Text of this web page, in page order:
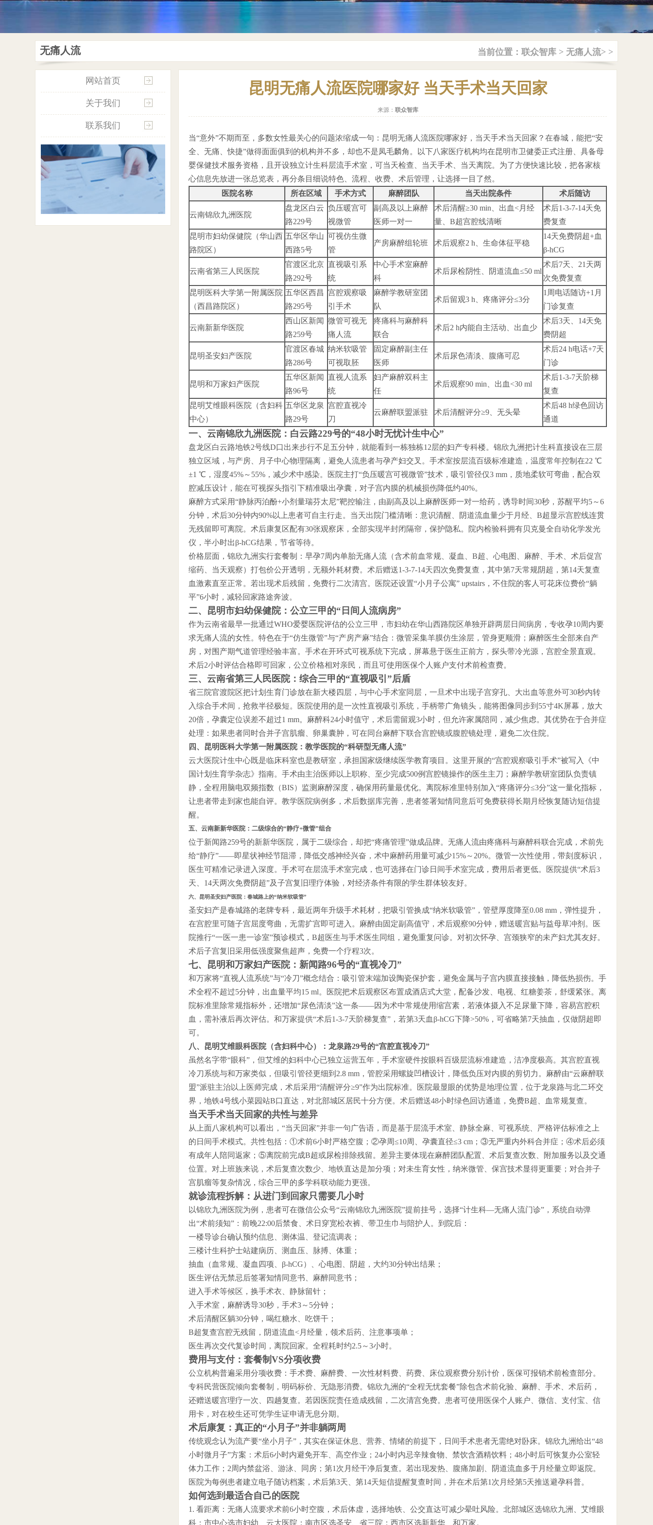
无痛人流 当前位置： 联众智库 > 无痛人流> >
网站首页
关于我们
联系我们
昆明无痛人流医院哪家好 当天手术当天回家
来源： 联众智库
当“意外”不期而至，多数女性最关心的问题浓缩成一句：昆明无痛人流医院哪家好，当天手术当天回家？在春城，能把“安
全、无痛、快捷”做得面面俱到的机构并不多，却也不是凤毛麟角。以下八家医疗机构均在昆明市卫健委正式注册、具备母
婴保健技术服务资格，且开设独立计生科层流手术室，可当天检查、当天手术、当天离院。为了方便快速比较，把各家核
心信息先放进一张总览表，再分条目细说特色、流程、收费、术后管理，让选择一目了然。
医院名称
所在区域 手术方式 麻醉团队 当天出院条件 术后随访
云南锦欣九洲医院
盘龙区白云
路229号
负压暖宫可
视微管
副高及以上麻醉
医师一对一
术后清醒≥30 min、出血<月经
量、B超宫腔线清晰
术后1-3-7-14天免
费复查
昆明市妇幼保健院（华山西
路院区）
五华区华山
西路5号
可视仿生微
管
产房麻醉组轮班 术后观察2 h、生命体征平稳
14天免费阴超+血
β-hCG
云南省第三人民医院
官渡区北京
路292号
直视吸引系
统
中心手术室麻醉
科
术后尿检阴性、阴道流血≤50 ml
术后7天、21天两
次免费复查
昆明医科大学第一附属医院
（西昌路院区）
五华区西昌
路295号
宫腔观察吸
引手术
麻醉学教研室团
队
术后留观3 h、疼痛评分≤3分
1周电话随访+1月
门诊复查
云南新新华医院
西山区新闻
路259号
微管可视无
痛人流
疼痛科与麻醉科
联合
术后2 h内能自主活动、出血少
术后3天、14天免
费阴超
昆明圣安妇产医院
官渡区春城
路286号
纳米软吸管
可视取胚
固定麻醉副主任
医师
术后尿色清淡、腹痛可忍
术后24 h电话+7天
门诊
昆明和万家妇产医院
五华区新闻
路96号
直视人流系
统
妇产麻醉双科主
任
术后观察90 min、出血<30 ml
术后1-3-7天阶梯
复查
昆明艾维眼科医院（含妇科
中心）
五华区龙泉
路29号
宫腔直视冷
刀
云麻醉联盟派驻 术后清醒评分≥9、无头晕
术后48 h绿色回访
通道
一、云南锦欣九洲医院：白云路229号的“48小时无忧计生中心”
盘龙区白云路地铁2号线D口出来步行不足五分钟，就能看到一栋独栋12层的妇产专科楼。锦欣九洲把计生科直接设在三层
独立区域，与产房、月子中心物理隔离，避免人流患者与孕产妇交叉。手术室按层流百级标准建造，温度常年控制在22 ℃
±1 ℃，湿度45%～55%，减少术中感染。医院主打“负压暖宫可视微管”技术，吸引管径仅3 mm，质地柔软可弯曲，配合双
腔减压设计，能在可视探头指引下精准吸出孕囊，对子宫内膜的机械损伤降低约40%。
麻醉方式采用“静脉丙泊酚+小剂量瑞芬太尼”靶控输注，由副高及以上麻醉医师一对一给药，诱导时间30秒，苏醒平均5～6
分钟，术后30分钟内90%以上患者可自主行走。当天出院门槛清晰：意识清醒、阴道流血量少于月经、B超显示宫腔线连贯
无残留即可离院。术后康复区配有30张观察床，全部实现半封闭隔帘，保护隐私。院内检验科拥有贝克曼全自动化学发光
仪，半小时出β-hCG结果，节省等待。
价格层面，锦欣九洲实行套餐制：早孕7周内单胎无痛人流（含术前血常规、凝血、B超、心电图、麻醉、手术、术后促宫
缩药、当天观察）打包价公开透明，无额外耗材费。术后赠送1-3-7-14天四次免费复查，其中第7天常规阴超，第14天复查
血激素直至正常。若出现术后残留，免费行二次清宫。医院还设置“小月子公寓” upstairs，不住院的客人可花床位费价“躺
平”6小时，减轻回家路途奔波。
二、昆明市妇幼保健院：公立三甲的“日间人流病房”
作为云南省最早一批通过WHO爱婴医院评估的公立三甲，市妇幼在华山西路院区单独开辟两层日间病房，专收孕10周内要
求无痛人流的女性。特色在于“仿生微管”与“产房产麻”结合：微管采集羊膜仿生涂层，管身更顺滑；麻醉医生全部来自产
房，对围产期气道管理经验丰富。手术在开环式可视系统下完成，屏幕悬于医生正前方，探头带冷光源，宫腔全景直观。
术后2小时评估合格即可回家，公立价格相对亲民，而且可使用医保个人账户支付术前检查费。
三、云南省第三人民医院：综合三甲的“直视吸引”后盾
省三院官渡院区把计划生育门诊放在新大楼四层，与中心手术室同层，一旦术中出现子宫穿孔、大出血等意外可30秒内转
入综合手术间，抢救半径极短。医院使用的是一次性直视吸引系统，手柄带广角镜头，能将图像同步到55寸4K屏幕，放大
20倍，孕囊定位误差不超过1 mm。麻醉科24小时值守，术后需留观3小时，但允许家属陪同，减少焦虑。其优势在于合并症
处理：如果患者同时合并子宫肌瘤、卵巢囊肿，可在同台麻醉下联合宫腔镜或腹腔镜处理，避免二次住院。
四、昆明医科大学第一附属医院：教学医院的“科研型无痛人流”
云大医院计生中心既是临床科室也是教研室，承担国家级继续医学教育项目。这里开展的“宫腔观察吸引手术”被写入《中
国计划生育学杂志》指南。手术由主治医师以上职称、至少完成500例宫腔镜操作的医生主刀；麻醉学教研室团队负责镇
静，全程用脑电双频指数（BIS）监测麻醉深度，确保用药量最优化。离院标准里特别加入“疼痛评分≤3分”这一量化指标，
让患者带走到家也能自评。教学医院病例多，术后数据库完善，患者签署知情同意后可免费获得长期月经恢复随访短信提
醒。
五、云南新新华医院：二级综合的“静疗+微管”组合
位于新闻路259号的新新华医院，属于二级综合，却把“疼痛管理”做成品牌。无痛人流由疼痛科与麻醉科联合完成，术前先
给“静疗”——即星状神经节阻滞，降低交感神经兴奋，术中麻醉药用量可减少15%～20%。微管一次性使用，带刻度标识，
医生可精准记录进入深度。手术可在层流手术室完成，也可选择在门诊日间手术室完成，费用后者更低。医院提供“术后3
天、14天两次免费阴超”及子宫复旧理疗体验，对经济条件有限的学生群体较友好。
六、昆明圣安妇产医院：春城路上的“纳米软吸管”
圣安妇产是春城路的老牌专科，最近两年升级手术耗材，把吸引管换成“纳米软吸管”，管壁厚度降至0.08 mm，弹性提升，
在宫腔里可随子宫屈度弯曲，无需扩宫即可进入。麻醉由固定副高值守，术后观察90分钟，赠送暖宫贴与益母草冲剂。医
院推行“一医一患一诊室”预诊模式，B超医生与手术医生同组，避免重复问诊。对初次怀孕、宫颈狭窄的未产妇尤其友好。
术后子宫复旧采用低强度聚焦超声，免费一个疗程3次。
七、昆明和万家妇产医院：新闻路96号的“直视冷刀”
和万家将“直视人流系统”与“冷刀”概念结合：吸引管末端加设陶瓷保护套，避免金属与子宫内膜直接接触，降低热损伤。手
术全程不超过5分钟，出血量平均15 ml。医院把术后观察区布置成酒店式大堂，配备沙发、电视、红糖姜茶，舒缓紧张。离
院标准里除常规指标外，还增加“尿色清淡”这一条——因为术中常规使用缩宫素，若液体摄入不足尿量下降，容易宫腔积
血，需补液后再次评估。和万家提供“术后1-3-7天阶梯复查”，若第3天血β-hCG下降>50%，可省略第7天抽血，仅做阴超即
可。
八、昆明艾维眼科医院（含妇科中心）：龙泉路29号的“宫腔直视冷刀”
虽然名字带“眼科”，但艾维的妇科中心已独立运营五年，手术室硬件按眼科百级层流标准建造，洁净度极高。其宫腔直视
冷刀系统与和万家类似，但吸引管径更细到2.8 mm，管腔采用螺旋凹槽设计，降低负压对内膜的剪切力。麻醉由“云麻醉联
盟”派驻主治以上医师完成，术后采用“清醒评分≥9”作为出院标准。医院最显眼的优势是地理位置，位于龙泉路与北二环交
界，地铁4号线小菜园站B口直达，对北部城区居民十分方便。术后赠送48小时绿色回访通道，免费B超、血常规复查。
当天手术当天回家的共性与差异
从上面八家机构可以看出，“当天回家”并非一句广告语，而是基于层流手术室、静脉全麻、可视系统、严格评估标准之上
的日间手术模式。共性包括：①术前6小时严格空腹；②孕周≤10周、孕囊直径≤3 cm；③无严重内外科合并症；④术后必须
有成年人陪同返家；⑤离院前完成B超或尿检排除残留。差异主要体现在麻醉团队配置、术后复查次数、附加服务以及交通
位置。对上班族来说，术后复查次数少、地铁直达是加分项；对未生育女性，纳米微管、保宫技术显得更重要；对合并子
宫肌瘤等复杂情况，综合三甲的多学科联动能力更强。
就诊流程拆解：从进门到回家只需要几小时
以锦欣九洲医院为例，患者可在微信公众号“云南锦欣九洲医院”提前挂号，选择“计生科—无痛人流门诊”，系统自动弹
出“术前须知”：前晚22:00后禁食、术日穿宽松衣裤、带卫生巾与陪护人。到院后：
一楼导诊台确认预约信息、测体温、登记流调表；
三楼计生科护士站建病历、测血压、脉搏、体重；
抽血（血常规、凝血四项、β-hCG）、心电图、阴超，大约30分钟出结果；
医生评估无禁忌后签署知情同意书、麻醉同意书；
进入手术等候区，换手术衣、静脉留针；
入手术室，麻醉诱导30秒，手术3～5分钟；
术后清醒区躺30分钟，喝红糖水、吃饼干；
B超复查宫腔无残留，阴道流血<月经量，领术后药、注意事项单；
医生再次交代复诊时间，离院回家。全程耗时约2.5～3小时。
费用与支付：套餐制VS分项收费
公立机构普遍采用分项收费：手术费、麻醉费、一次性材料费、药费、床位观察费分别计价，医保可报销术前检查部分。
专科民营医院倾向套餐制，明码标价、无隐形消费。锦欣九洲的“全程无忧套餐”除包含术前化验、麻醉、手术、术后药，
还赠送暖宫理疗一次、四趟复查。若因医院责任造成残留，二次清宫免费。患者可使用医保个人账户、微信、支付宝、信
用卡，对在校生还可凭学生证申请无息分期。
术后康复：真正的“小月子”并非躺两周
传统观念认为流产要“坐小月子”，其实在保证休息、营养、情绪的前提下，日间手术患者无需绝对卧床。锦欣九洲给出“48
小时微月子”方案：术后6小时内避免开车、高空作业；24小时内忌辛辣食物、禁饮含酒精饮料；48小时后可恢复办公室轻
体力工作；2周内禁盆浴、游泳、同房；第1次月经干净后复查。若出现发热、腹痛加剧、阴道流血多于月经量立即返院。
医院为每例患者建立电子随访档案，术后第3天、第14天短信提醒复查时间，并在术后第1次月经第5天推送避孕科普。
如何选到最适合自己的医院
1. 看距离：无痛人流要求术前6小时空腹，术后体虚，选择地铁、公交直达可减少晕吐风险。北部城区选锦欣九洲、艾维眼
科；市中心选市妇幼、云大医院；南市区选圣安、省三院；西市区选新新华、和万家。